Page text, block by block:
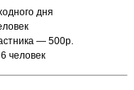
дня
— 500р.
человек